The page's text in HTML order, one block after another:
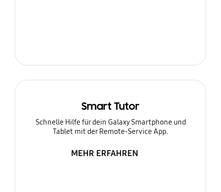
Smart Tutor
Schnelle Hilfe für dein Galaxy Smartphone und
Tablet mit der Remote-Service App.
MEHR ERFAHREN